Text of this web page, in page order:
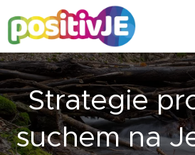
Strategie
suchem na